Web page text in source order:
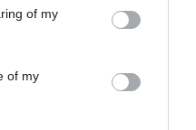
You may click to
its third-party tags to
purposes in below Google
of my
of my